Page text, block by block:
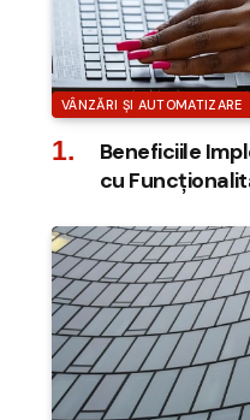
VÂNZĂRI ȘI AUTOMATIZARE
Beneficiile
cu